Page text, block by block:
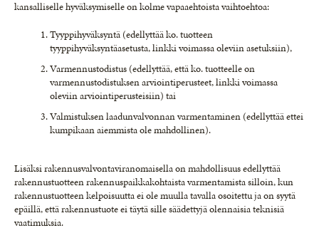
kansalliselle hyväksymiselle on kolme vapaaehtoista vaihtoehtoa:
Tyyppihyväksyntä (edellyttää ko. tuotteen
tyyppihyväksyntäasetusta, linkki voimassa oleviin asetuksiin),
Varmennustodistus (edellyttää, että ko. tuotteelle on
varmennustodistuksen arviointiperusteet, linkki voimassa
oleviin arviointiperusteisiin) tai
Valmistuksen laadunvalvonnan varmentaminen (edellyttää ettei
kumpikaan aiemmista ole mahdollinen).
Lisäksi rakennusvalvontaviranomaisella on mahdollisuus edellyttää
rakennustuotteen rakennuspaikkakohtaista varmentamista silloin, kun
rakennustuotteen kelpoisuutta ei ole muulla tavalla osoitettu ja on syytä
epäillä, että rakennustuote ei täytä sille säädettyjä olennaisia teknisiä
vaatimuksia.